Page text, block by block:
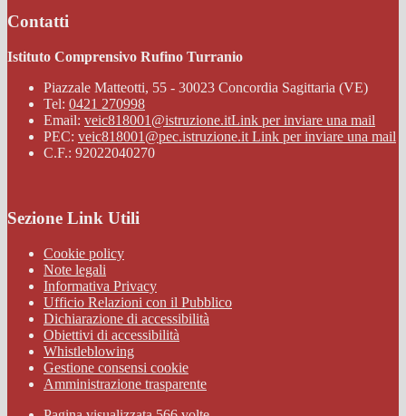
Contatti
Istituto Comprensivo Rufino Turranio
Piazzale Matteotti, 55 - 30023 Concordia Sagittaria (VE)
Tel: 0421 270998
Email: veic818001@istruzione.itLink per inviare una mail
PEC: veic818001@pec.istruzione.it Link per inviare una mail
C.F.: 92022040270
Sezione Link Utili
Cookie policy
Note legali
Informativa Privacy
Ufficio Relazioni con il Pubblico
Dichiarazione di accessibilità
Obiettivi di accessibilità
Whistleblowing
Gestione consensi cookie
Amministrazione trasparente